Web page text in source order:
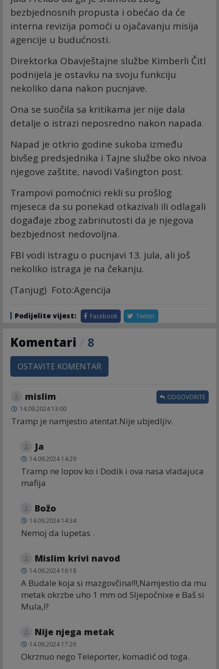
bezbjednosnih propusta i obećao da će
interna revizija pomoći u ojačavanju misija
agencije u budućnosti.
Direktorka Obavještajne službe Kimberli Čitl
podnijela je ostavku na svoju funkciju
nekoliko dana nakon pucnjave.
Ona se suočila sa kritikama jer nije dala
detalje o istrazi neposredno nakon napada.
Napad je otkrio godine sukoba između
bivšeg predsjednika i Tajne službe oko nivoa
njegove zaštite, navodi Vašington post.
Trampovi pomoćnici rekli su prošlog
mjeseca da su ponekad otkazivali ili odlagali
događaje zbog zabrinutosti da je njegova
bezbjednost nedovoljna.
FBI vodi istragu o pucnjavi 13. jula, ali još
nekoliko istraga je na čekanju.
(Tanjug) Foto:Agencija
Podijelite vijest: Facebook Twitter
Komentari 8
OSTAVITE KOMENTAR
mislim
14.09.2024 13:00
Tramp je namjestio atentat.Nije ubjedljiv.
ODGOVORITE
Ja
14.09.2024 14:29
Tramp ne lopov ko i Dodik i ova nasa vladajuca
mafija
Božo
14.09.2024 14:34
Nemoj da lupetas .
Mislim krivi navod
14.09.2024 16:18
A Budale koja si mazgovčina!!!,Namjestio da mu
metak okrzbe uho 1 mm od Sljepočnixe e Baš si
Mula,!?
Nije njega metak
14.09.2024 17:26
Okrznuo nego Teleporter, komadić od toga.